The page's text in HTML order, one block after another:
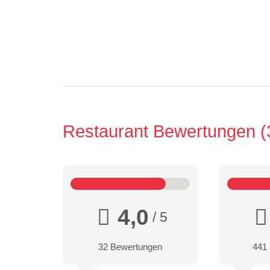
Restaurant Bewertungen
4,0 / 5
32 Bewertungen 441